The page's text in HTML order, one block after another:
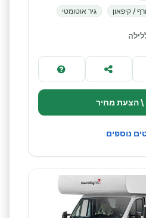
/ קיפאון
גיר אוטומטי
\ הצעת מחיר
נוספים